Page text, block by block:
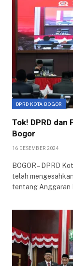
DPRD KOTA BOGOR
Tok! DPRD dan
Bogor
16 DESEMBER 2024
BOGOR – DPRD
telah
tentang Anggaran